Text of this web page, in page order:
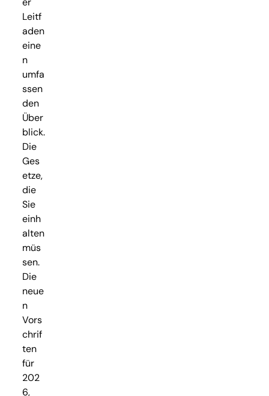
Leitf
aden
eine
n
umfa
ssen
den
Über
blick.
Die
Ges
etze,
die
Sie
einh
alten
müs
sen.
Die
neue
n
Vors
chrif
ten
für
202
6,